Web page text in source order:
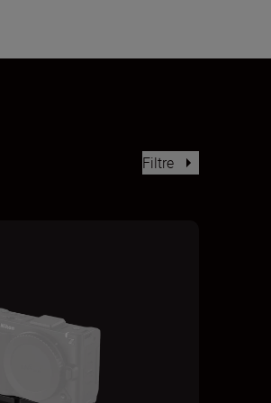
Filtre